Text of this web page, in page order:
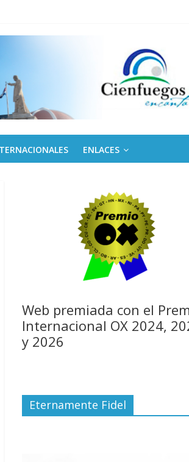
Fidel
ENLACES
Web premiada con el
Internacional OX 2024,
y 2026
Eternamente Fidel